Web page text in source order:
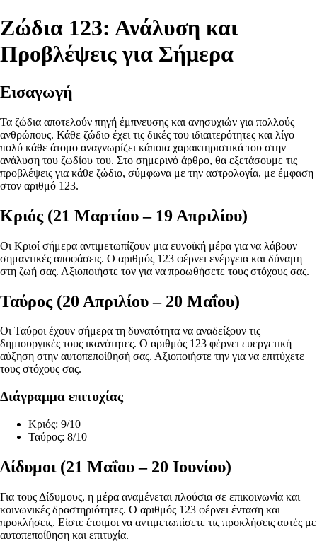
Ζώδια 123: Ανάλυση και
Προβλέψεις για Σήμερα
Εισαγωγή
Τα ζώδια αποτελούν πηγή έμπνευσης και ανησυχιών για πολλούς
ανθρώπους. Κάθε ζώδιο έχει τις δικές του ιδιαιτερότητες και λίγο
πολύ κάθε άτομο αναγνωρίζει κάποια χαρακτηριστικά του στην
ανάλυση του ζωδίου του. Στο σημερινό άρθρο, θα εξετάσουμε τις
προβλέψεις για κάθε ζώδιο, σύμφωνα με την αστρολογία, με έμφαση
στον αριθμό 123.
Κριός (21 Μαρτίου – 19 Απριλίου)
Οι Κριοί σήμερα αντιμετωπίζουν μια ευνοϊκή μέρα για να λάβουν
σημαντικές αποφάσεις. Ο αριθμός 123 φέρνει ενέργεια και δύναμη
στη ζωή σας. Αξιοποιήστε τον για να προωθήσετε τους στόχους σας.
Ταύρος (20 Απριλίου – 20 Μαΐου)
Οι Ταύροι έχουν σήμερα τη δυνατότητα να αναδείξουν τις
δημιουργικές τους ικανότητες. Ο αριθμός 123 φέρνει ευεργετική
αύξηση στην αυτοπεποίθησή σας. Αξιοποιήστε την για να επιτύχετε
τους στόχους σας.
Διάγραμμα επιτυχίας
Κριός: 9/10
Ταύρος: 8/10
Δίδυμοι (21 Μαΐου – 20 Ιουνίου)
Για τους Δίδυμους, η μέρα αναμένεται πλούσια σε επικοινωνία και
κοινωνικές δραστηριότητες. Ο αριθμός 123 φέρνει ένταση και
προκλήσεις. Είστε έτοιμοι να αντιμετωπίσετε τις προκλήσεις αυτές με
αυτοπεποίθηση και επιτυχία.